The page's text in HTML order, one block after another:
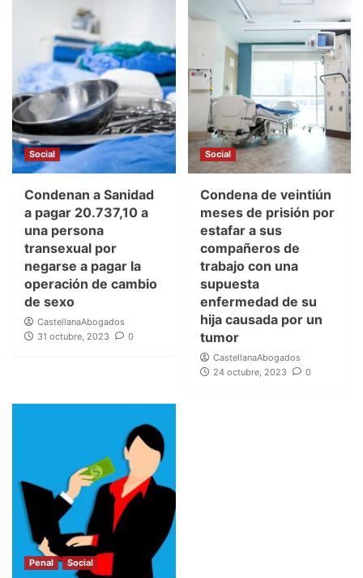
Social
Condenan a Sanidad
a pagar 20.737,10 a
una persona
transexual por
negarse a pagar la
operación de cambio
de sexo
CastellanaAbogados
31 octubre, 2023
0
Social
Condena de veintiún
meses de prisión por
estafar a sus
compañeros de
trabajo con una
supuesta
enfermedad de su
hija causada por un
tumor
CastellanaAbogados
24 octubre, 2023
0
Penal Social